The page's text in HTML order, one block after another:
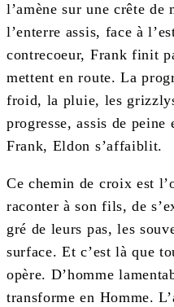
l’amène sur une crête
l’enterre assis, face à
contrecoeur, Frank finit
mettent en route. La
froid, la pluie, les
progresse, assis de
Frank, Eldon s’affaiblit.
Ce chemin de croix est
raconter à son fils, de
gré de leurs pas, les
surface. Et c’est là que
opère. D’homme
transforme en Homme.